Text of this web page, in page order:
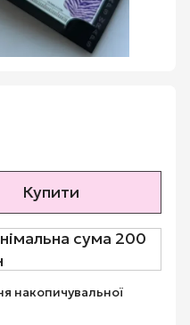
Купити
сума 200
накопичувальної